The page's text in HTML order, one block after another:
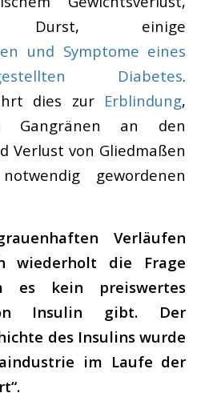
Durst, einige
und Symptome eines
Diabetes.
dies zur Erblindung,
Gangränen an den
Verlust von Gliedmaßen
gewordenen
Verläufen
wiederholt die Frage
es kein preiswertes
Insulin gibt. Der
des Insulins wurde
im Laufe der